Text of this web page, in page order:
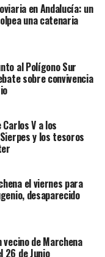
en Andalucía: un
una catenaria
al Polígono Sur
sobre convivencia
V a los
y los tesoros
el viernes para
desaparecido
vecino de Marchena
26 de Junio